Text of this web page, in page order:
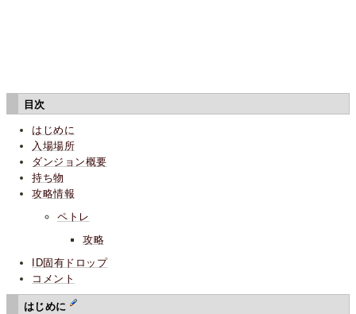
目次
はじめに
入場場所
ダンジョン概要
持ち物
攻略情報
ペトレ
攻略
ID固有ドロップ
コメント
はじめに